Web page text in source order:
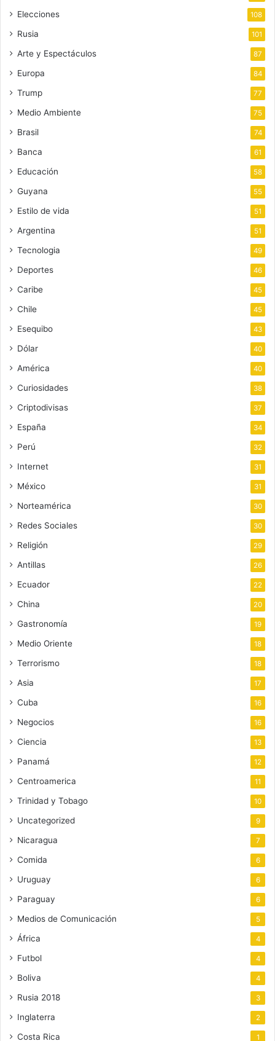
Elecciones 108
Rusia 101
Arte y Espectáculos 87
Europa 84
Trump 77
Medio Ambiente 75
Brasil 74
Banca 61
Educación 58
Guyana 55
Estilo de vida 51
Argentina 51
Tecnologia 49
Deportes 46
Caribe 45
Chile 45
Esequibo 43
Dólar 40
América 40
Curiosidades 38
Criptodivisas 37
España 34
Perú 32
Internet 31
México 31
Norteamérica 30
Redes Sociales 30
Religión 29
Antillas 26
Ecuador 22
China 20
Gastronomía 19
Medio Oriente 18
Terrorismo 18
Asia 17
Cuba 16
Negocios 16
Ciencia 13
Panamá 12
Centroamerica 11
Trinidad y Tobago 10
Uncategorized 9
Nicaragua 7
Comida 6
Uruguay 6
Paraguay 6
Medios de Comunicación 5
África 4
Futbol 4
Boliva 4
Rusia 2018 3
Inglaterra 2
Costa Rica 1